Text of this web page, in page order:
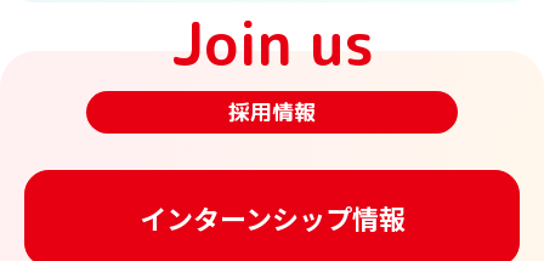
Join us
採用情報
インターンシップ情報